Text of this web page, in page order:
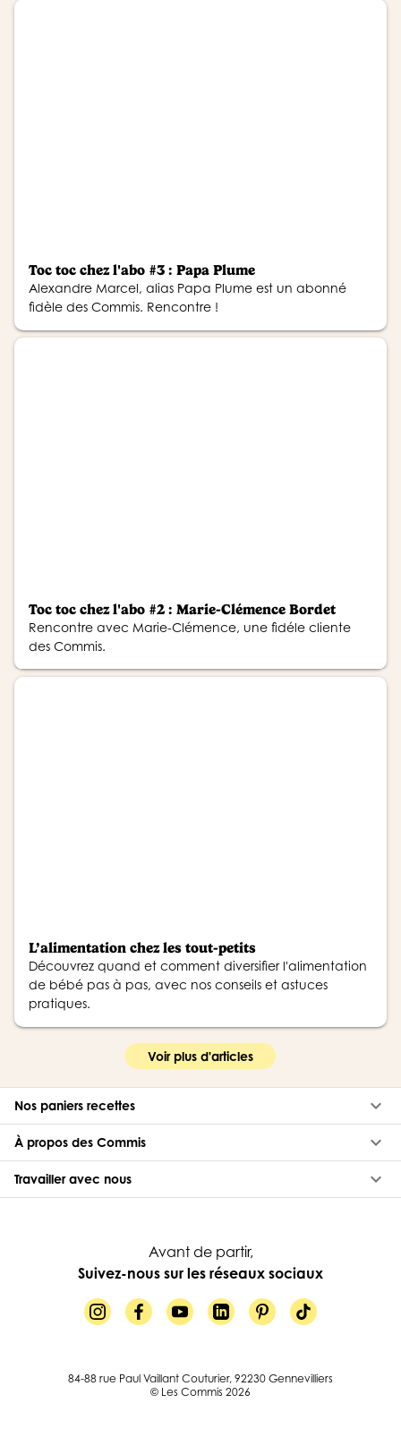
Toc toc chez l'abo #3 : Papa Plume
Alexandre Marcel, alias Papa Plume est un abonné
fidèle des Commis. Rencontre !
Toc toc chez l'abo #2 : Marie-Clémence Bordet
Rencontre avec Marie-Clémence, une fidéle cliente
des Commis.
L’alimentation chez les tout-petits
Découvrez quand et comment diversifier l'alimentation
de bébé pas à pas, avec nos conseils et astuces
pratiques.
Voir plus d'articles
Nos paniers recettes keyboard_arrow_down
À propos des Commis keyboard_arrow_down
Travailler avec nous keyboard_arrow_down
Avant de partir,
Suivez-nous sur les réseaux sociaux
84-88 rue Paul Vaillant Couturier, 92230 Gennevilliers
© Les Commis 2026